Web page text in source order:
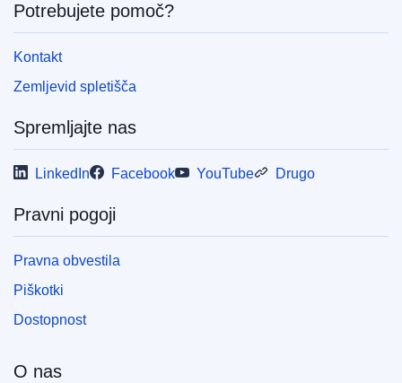
Potrebujete pomoč?
Kontakt
Zemljevid spletišča
Spremljajte nas
LinkedIn Facebook YouTube Drugo
Pravni pogoji
Pravna obvestila
Piškotki
Dostopnost
O nas